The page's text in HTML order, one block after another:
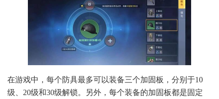
在游戏中，每个防具最多可以装备三个加固板，分别于10
级、20级和30级解锁。另外，每个装备的加固板都是固定